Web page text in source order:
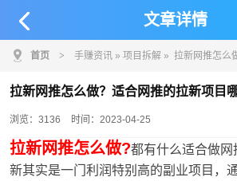
文章详情
首页 > 手赚资讯 » 项目拆解 » 拉新网推怎么
里找？
拉新网推怎么做？适合网推的拉新项目哪
浏览：3136 时间：2023-04-25
拉新网推怎么做?都有什么适合做
新其实是一门利润特别高的副业项目，